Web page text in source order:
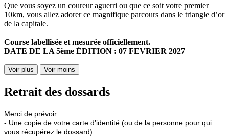
Que vous soyez un coureur aguerri ou que ce soit votre premier
10km, vous allez adorer ce magnifique parcours dans le triangle d’or
de la capitale.
Course labellisée et mesurée officiellement.
DATE DE LA 5ème ÉDITION : 07 FEVRIER 2027
Voir plus Voir moins
Retrait des dossards
Merci de prévoir :
- Une copie de votre carte d’identité (ou de la personne pour qui
vous récupérez le dossard)